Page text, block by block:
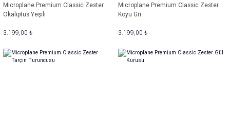
Microplane Premium Classic Zester
Okaliptus Yeşili
3.199,00 ₺
Microplane Premium Classic Zester
Koyu Gri
3.199,00 ₺